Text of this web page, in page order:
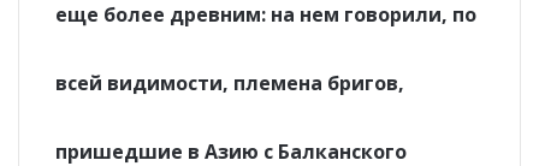
еще более древним: на нем говорили, по
всей видимости, племена бригов,
пришедшие в Азию с Балканского